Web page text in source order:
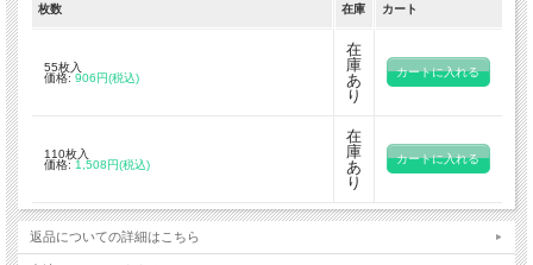
枚数 在庫 カート
55枚入
価格: 906円(税込)
在
庫
あ
り
110枚入
価格: 1,508円(税込)
在
庫
あ
り
返品についての詳細はこちら